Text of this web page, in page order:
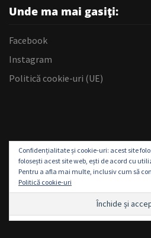
Unde ma mai gasiți:
Facebook
Instagram
Politică cookie-uri (UE)
Confidențialitate și cookie-uri: acest site
folosești acest site web, ești de acord cu
Pentru a afla mai multe, inclusiv cum să
Politică cookie-uri